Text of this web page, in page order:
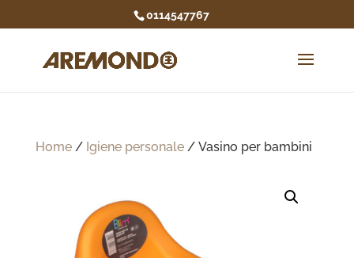
0114547767
Home/ Igiene personale/ Vasino per bambini